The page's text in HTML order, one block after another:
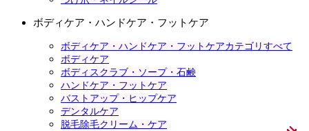
ボディケア・ハンドケア・フットケア
ボディケア・ハンドケア・フットケアカテゴリすべて
ボディケア
ボディスクラブ・ソープ・石鹸
ハンドケア・フットケア
バストアップ・ヒップケア
デンタルケア
脱毛除毛クリーム・ケア